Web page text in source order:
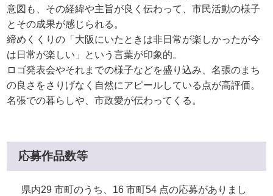
意図も、その経緯や主旨が良く伝わって、市民活動の様子
とその成果が感じられる。
締めくくりの「大阪にいたときは非日常が楽しかったが今
は日常が楽しい」という言葉が印象的。
ロゴ発表会やそれまでの様子などを盛り込み、名張のまち
の良さをさりげなく自然にアピールしている点が高評価。
名張での暮らしや、市政愛が伝わってくる。
応募作品数等
県内29 市町のうち、16 市町54 点の応募がありまし